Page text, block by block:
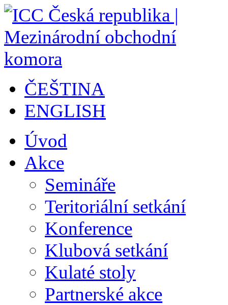
ČEŠTINA
ENGLISH
Úvod
Akce
Semináře
Teritoriální setkání
Konference
Klubová setkání
Kulaté stoly
Partnerské akce